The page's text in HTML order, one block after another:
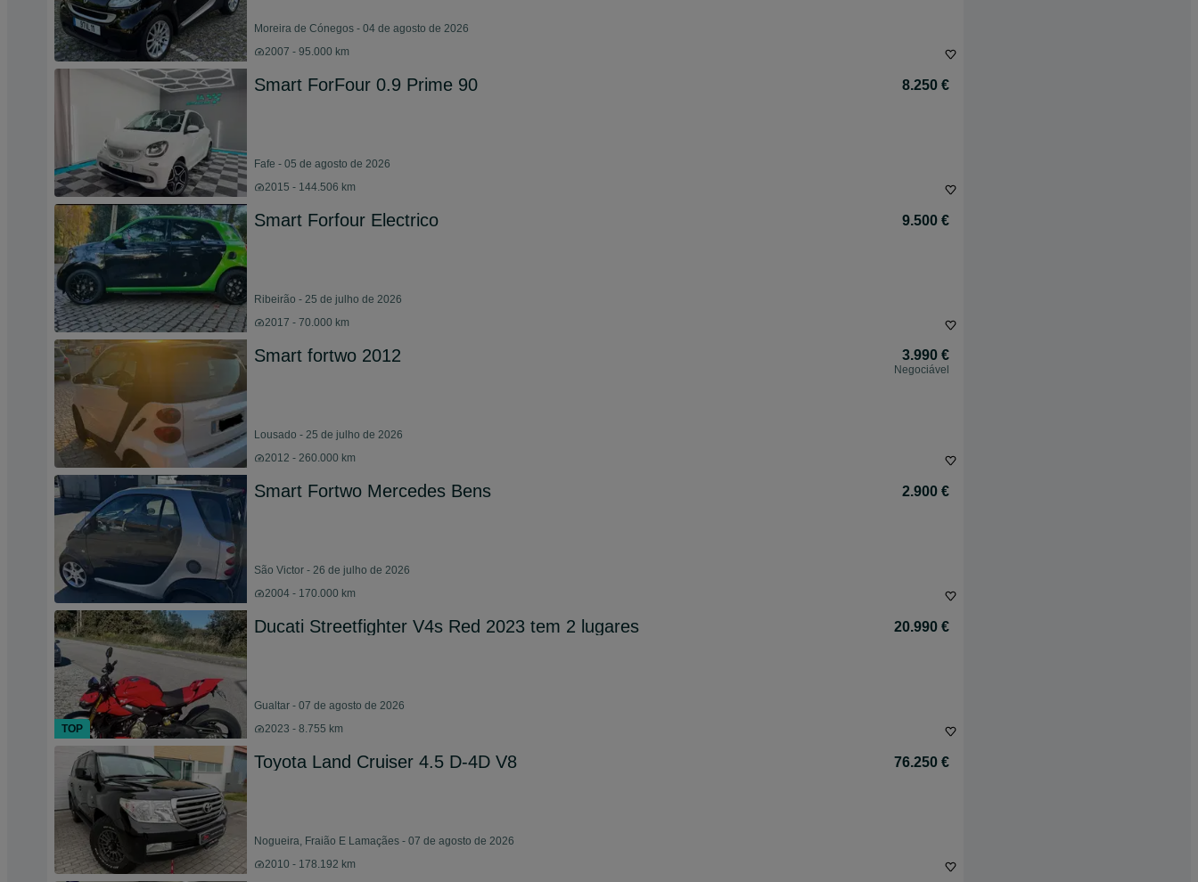
Moreira de Cónegos - 04 de agosto de 2026
2007 - 95.000 km
Smart ForFour 0.9 Prime 90 8.250 €
Fafe - 05 de agosto de 2026
2015 - 144.506 km
Smart Forfour Electrico 9.500 €
Ribeirão - 25 de julho de 2026
2017 - 70.000 km
Smart fortwo 2012 3.990 €
Negociável
Lousado - 25 de julho de 2026
2012 - 260.000 km
Smart Fortwo Mercedes Bens 2.900 €
São Victor - 26 de julho de 2026
2004 - 170.000 km
Ducati Streetfighter V4s Red 2023 tem 2 lugares 20.990 €
Gualtar - 07 de agosto de 2026
2023 - 8.755 km
Toyota Land Cruiser 4.5 D-4D V8 76.250 €
Nogueira, Fraião E Lamaçães - 07 de agosto de 2026
2010 - 178.192 km
TOP